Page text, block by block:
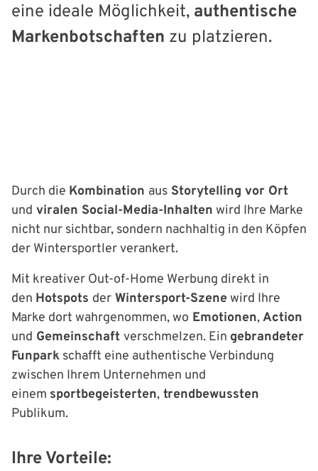
eine ideale Möglichkeit, authentische
Markenbotschaften zu platzieren.
Durch die Kombination aus Storytelling vor Ort
und viralen Social-Media-Inhalten wird Ihre Marke
nicht nur sichtbar, sondern nachhaltig in den Köpfen
der Wintersportler verankert.
Mit kreativer Out-of-Home Werbung direkt in
den Hotspots der Wintersport-Szenewird Ihre
Marke dort wahrgenommen, wo Emotionen,Action
und Gemeinschaft verschmelzen. Ein gebrandeter
Funpark schafft eine authentische Verbindung
zwischen Ihrem Unternehmen und
einem sportbegeisterten, trendbewussten
Publikum.
Ihre Vorteile: